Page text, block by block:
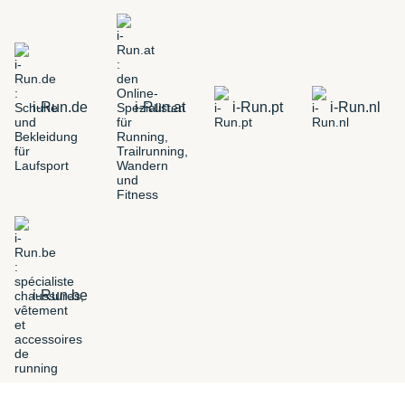
i-Run.de i-Run.at i-Run.pt i-Run.nl
i-Run.be